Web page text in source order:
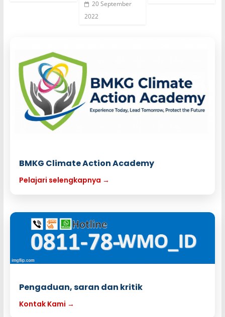
20 September
2022
BMKG Climate Action Academy
Pelajari selengkapnya →
Pengaduan, saran dan kritik
Kontak Kami →